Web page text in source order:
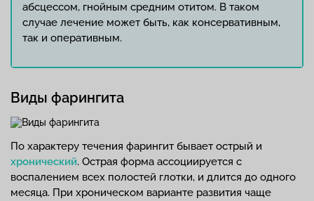
абсцессом, гнойным средним отитом. В таком
случае лечение может быть, как консервативным,
так и оперативным.
Виды фарингита
По характеру течения фарингит бывает острый и
хронический. Острая форма ассоциируется с
воспалением всех полостей глотки, и длится до одного
месяца. При хроническом варианте развития чаще